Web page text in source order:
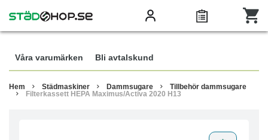
Våra varumärken Bli avtalskund
Hem Städmaskiner Dammsugare
Tillbehör dammsugare
Filterkassett HEPA Maximus/Activa 2020 H13